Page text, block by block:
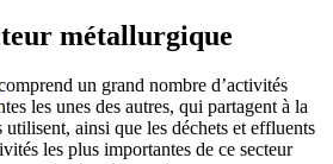
métallurgique
un grand nombre d’activités
les unes des autres, qui partagent à la
utilisent, ainsi que les déchets et effluents
les plus importantes de ce secteur